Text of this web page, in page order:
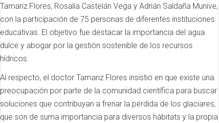
Tamariz Flores, Rosalía Castelán Vega y Adrián Saldaña Munive,
con la participación de 75 personas de diferentes instituciones
educativas. El objetivo fue destacar la importancia del agua
dulce y abogar por la gestión sostenible de los recursos
hídricos.
Al respecto, el doctor Tamariz Flores insistió en que existe una
preocupación por parte de la comunidad científica para buscar
soluciones que contribuyan a frenar la pérdida de los glaciares,
que son de suma importancia para diversos hábitats y la propia